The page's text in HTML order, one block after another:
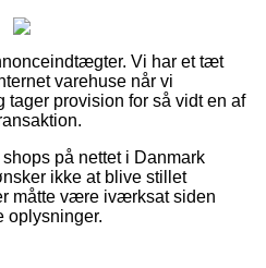
Vi har et tæt
varehuse når vi
provision for så vidt en af
på nettet i Danmark
ikke at blive stillet
måtte være iværksat siden
oplysninger.